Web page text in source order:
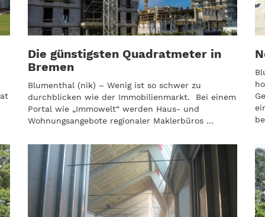
Die günstigsten Quadratmeter in
Bremen
Blumenthal (nik) – Wenig ist so schwer zu
durchblicken wie der Immobilienmarkt. Bei einem
Portal wie „Immowelt“ werden Haus- und
Wohnungsangebote regionaler Maklerbüros ...